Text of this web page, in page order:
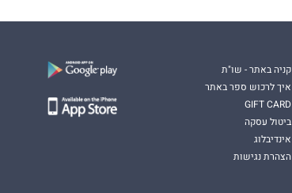
קניה באתר - שו"ת
איך לרכוש ספר באתר
GIFT CARD
ביטול עסקה
אינדיבלוג
הצהרת נגישות